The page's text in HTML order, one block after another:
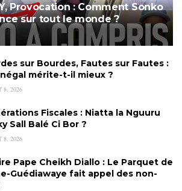
Provocation : Comment Sonko
sur tout le monde ?
sur Bourdes, Fautes sur Fautes :
mérite-t-il mieux ?
8, 2026
Fiscales : Niatta la Nguuru
Sall Balé Ci Bor ?
8, 2026
Pape Cheikh Diallo : Le Parquet de
Guédiawaye fait appel des non-